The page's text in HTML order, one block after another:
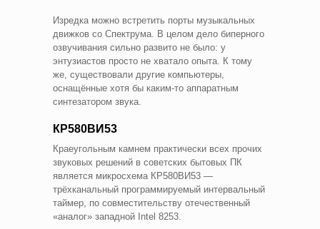
Изредка можно встретить порты музыкальных
движков со Спектрума. В целом дело биперного
озвучивания сильно развито не было: у
энтузиастов просто не хватало опыта. К тому
же, существовали другие компьютеры,
оснащённые хотя бы каким-то аппаратным
синтезатором звука.
КР580ВИ53
Краеугольным камнем практически всех прочих
звуковых решений в советских бытовых ПК
является микросхема КР580ВИ53 —
трёхканальный программируемый интервальный
таймер, по совместительству отечественный
«аналог» западной Intel 8253.